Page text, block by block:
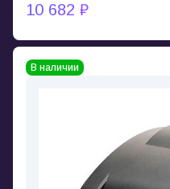
10 682 ₽
В наличии